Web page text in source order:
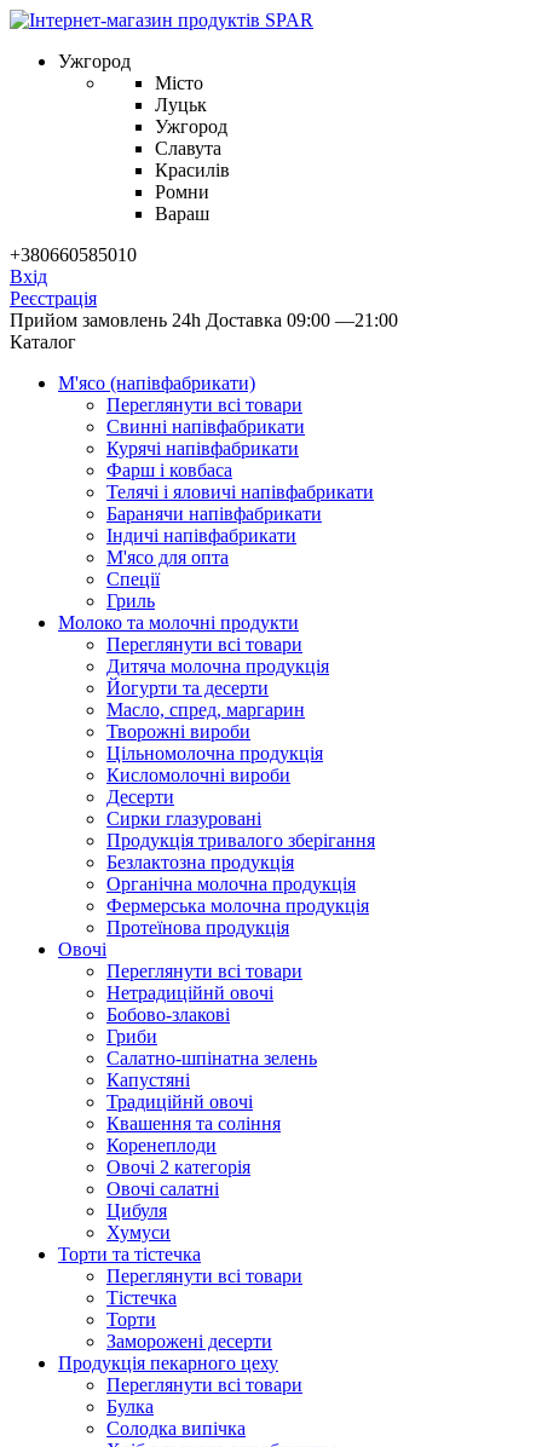
Ужгород
Місто
Луцьк
Ужгород
Славута
Красилів
Ромни
Вараш
+380660585010
Вхід
Реєстрація
Прийом замовлень 24h Доставка 09:00 —21:00
Каталог
М'ясо (напiвфабрикати)
Переглянути всі товари
Свиннi напiвфабрикати
Курячi напiвфабрикати
Фарш i ковбаса
Телячi i яловичi напiвфабрикати
Баранячи напiвфабрикати
Iндичi напiвфабрикати
М'ясо для опта
Спеції
Гриль
Молоко та молочні продукти
Переглянути всі товари
Дитяча молочна продукція
Йогурти та десерти
Масло, спред, маргарин
Творожні вироби
Цільномолочна продукція
Кисломолочні вироби
Десерти
Сирки глазуровані
Продукція тривалого зберігання
Безлактозна продукція
Органічна молочна продукція
Фермерська молочна продукція
Протеїнова продукція
Овочі
Переглянути всі товари
Нетрадиційнй овочі
Бобово-злакові
Гриби
Салатно-шпінатна зелень
Капустяні
Традиційнй овочі
Квашення та соління
Корeнеплоди
Овочі 2 категорія
Овочі салатні
Цибуля
Хумуси
Торти та тістечка
Переглянути всі товари
Тістечка
Торти
Заморожені десерти
Продукцiя пекарного цеху
Переглянути всі товари
Булка
Солодка випiчка